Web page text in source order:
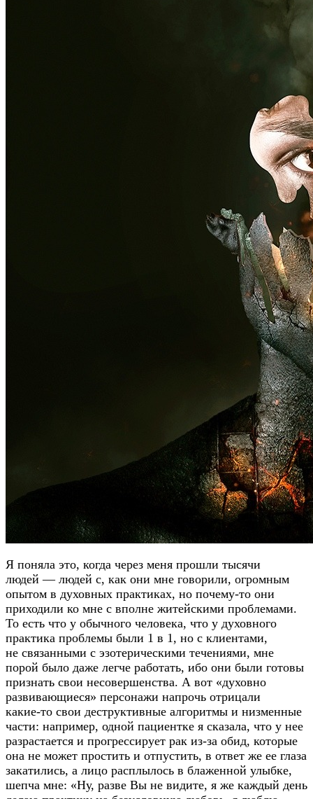
Я поняла это, когда через меня прошли тысячи
людей — людей с, как они мне говорили, огромным
опытом в духовных практиках, но почему-то они
приходили ко мне с вполне житейскими проблемами.
То есть что у обычного человека, что у духовного
практика проблемы были 1 в 1, но с клиентами,
не связанными с эзотерическими течениями, мне
порой было даже легче работать, ибо они были готовы
признать свои несовершенства. А вот «духовно
развивающиеся» персонажи напрочь отрицали
какие-то свои деструктивные алгоритмы и низменные
части: например, одной пациентке я сказала, что у нее
разрастается и прогрессирует рак из-за обид, которые
она не может простить и отпустить, в ответ же ее глаза
закатились, а лицо расплылось в блаженной улыбке,
шепча мне: «Ну, разве Вы не видите, я же каждый день